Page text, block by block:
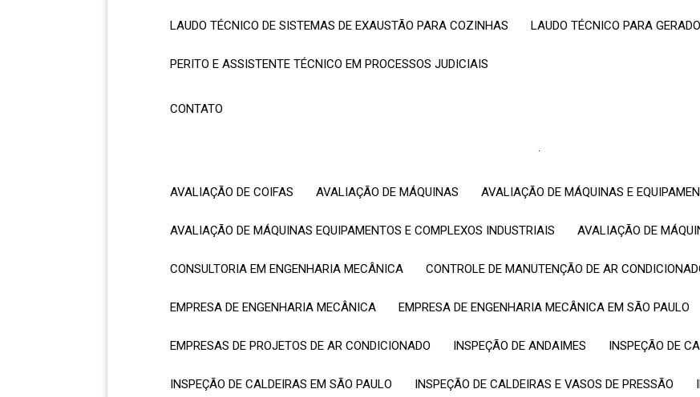
LAUDO TÉCNICO DE SISTEMAS DE EXAUSTÃO PARA COZINHAS LAUDO TÉCNICO PARA
PERITO E ASSISTENTE TÉCNICO EM PROCESSOS JUDICIAIS
CONTATO
.
AVALIAÇÃO DE COIFAS AVALIAÇÃO DE MÁQUINAS AVALIAÇÃO DE MÁQUINAS E
AVALIAÇÃO DE MÁQUINAS EQUIPAMENTOS E COMPLEXOS INDUSTRIAIS AVALIAÇÃO DE
CONSULTORIA EM ENGENHARIA MECÂNICA CONTROLE DE MANUTENÇÃO DE AR
EMPRESA DE ENGENHARIA MECÂNICA EMPRESA DE ENGENHARIA MECÂNICA EM SÃO PAULO
EMPRESAS DE PROJETOS DE AR CONDICIONADO INSPEÇÃO DE ANDAIMES INSPEÇÃO DE
INSPEÇÃO DE CALDEIRAS EM SÃO PAULO INSPEÇÃO DE CALDEIRAS E VASOS DE PRESSÃO